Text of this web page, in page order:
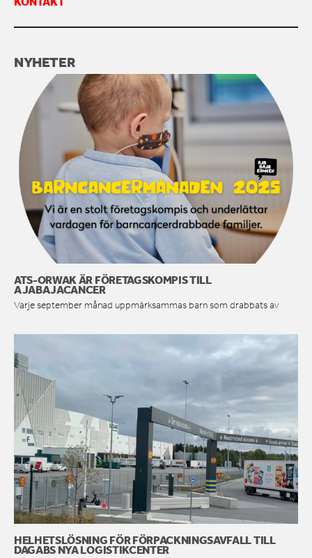
KONTAKTA OSS
NYHETER
ATS-ORWAK ÄR FÖRETAGSKOMPIS TILL
AJABAJACANCER
Varje september månad uppmärksammas barn som drabbats av
HELHETSLÖSNING FÖR FÖRPACKNINGSAVFALL TILL
DAGABS NYA LOGISTIKCENTER